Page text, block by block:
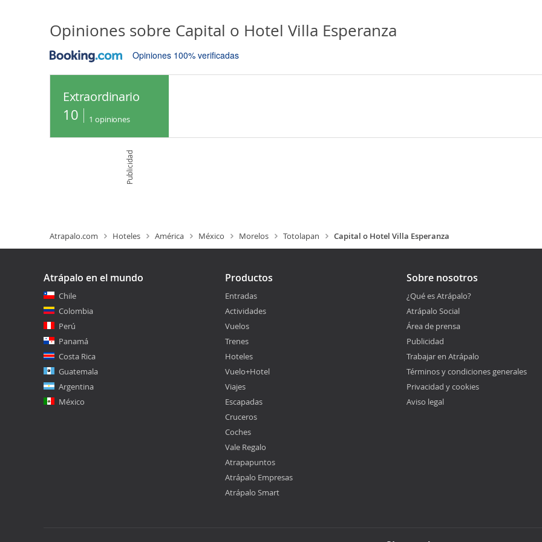
Opiniones sobre Capital o Hotel Villa Esperanza
Opiniones 100% verificadas
Extraordinario
10 1 opiniones
Publicidad
Atrapalo.com Hoteles América México Morelos Totolapan Capital o Hotel Villa Esperanza
Atrápalo en el mundo
Chile
Colombia
Perú
Panamá
Costa Rica
Guatemala
Argentina
México
Productos
Entradas
Actividades
Vuelos
Trenes
Hoteles
Vuelo+Hotel
Viajes
Escapadas
Cruceros
Coches
Vale Regalo
Atrapapuntos
Atrápalo Empresas
Atrápalo Smart
Sobre nosotros
¿Qué es Atrápalo?
Atrápalo Social
Área de prensa
Publicidad
Trabajar en Atrápalo
Términos y condiciones generales
Privacidad y cookies
Aviso legal